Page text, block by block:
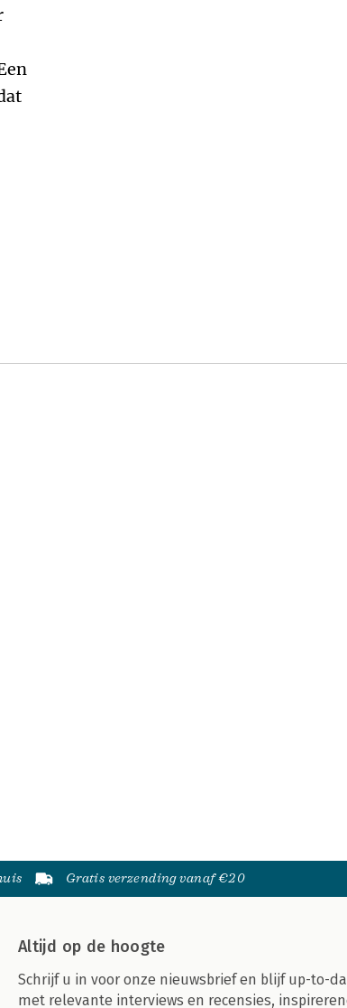
Gratis verzending vanaf €20
Altijd op de hoogte
Schrijf u in voor onze nieuwsbrief en blijf up-to-
met relevante interviews en recensies,